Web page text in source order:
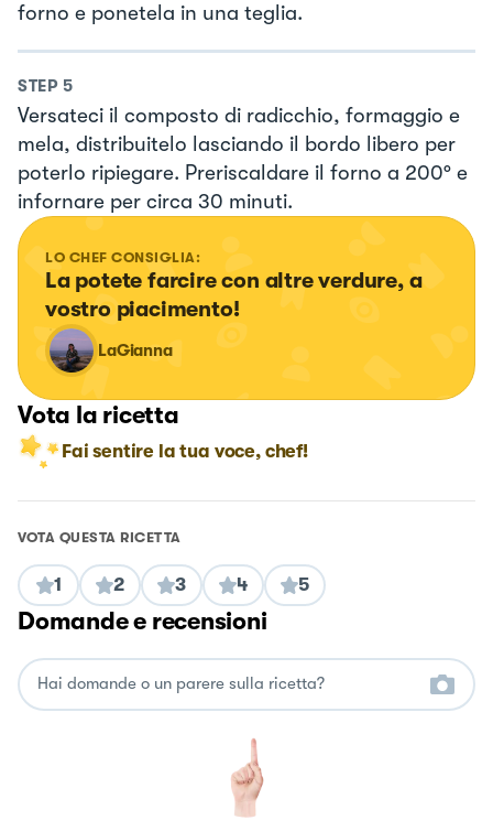
forno e ponetela in una teglia.
STEP 5
Versateci il composto di radicchio, formaggio e
mela, distribuitelo lasciando il bordo libero per
poterlo ripiegare. Preriscaldare il forno a 200° e
infornare per circa 30 minuti.
LO CHEF CONSIGLIA:
La potete farcire con altre verdure, a
vostro piacimento!
LaGianna
Vota la ricetta
Fai sentire la tua voce, chef!
VOTA QUESTA RICETTA
1 2 3 4 5
Domande e recensioni